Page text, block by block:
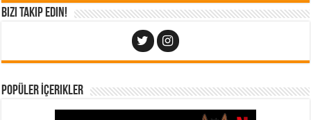
Bizi Takip Edin!
Popüler İçerikler